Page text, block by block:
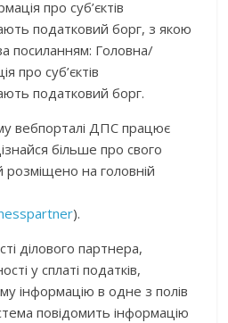
про суб’єктів
податковий борг, з якою
посиланням: Головна/
про суб’єктів
податковий борг.
вебпорталі ДПС працює
більше про свого
розміщено на головній
).
ділового партнера,
у сплаті податків,
інформацію в одне з полів
повідомить інформацію